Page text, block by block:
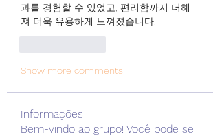
과를 경험할 수 있었고, 편리함까지 더해
져 더욱 유용하게 느껴졌습니다.
Show more comments
Informações
Bem-vindo ao grupo! Você pode se